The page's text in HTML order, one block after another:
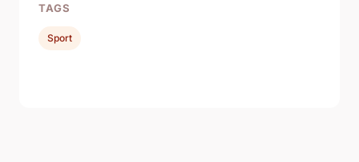
TAGS
Sport